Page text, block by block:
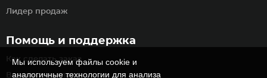
Помощь и поддержка
Как сделать заказ
Варианты оплаты
Лидер продаж
Мы используем файлы cookie и
аналогичные технологии для анализа